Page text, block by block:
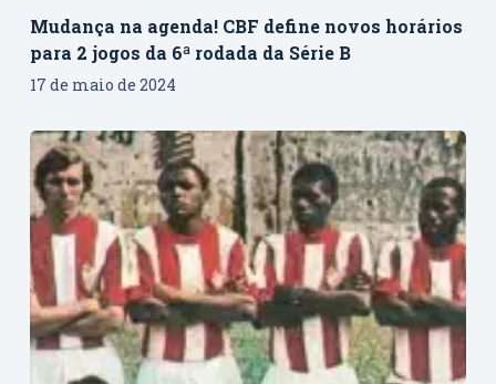
Mudança na agenda! CBF define novos horários
para 2 jogos da 6ª rodada da Série B
17 de maio de 2024